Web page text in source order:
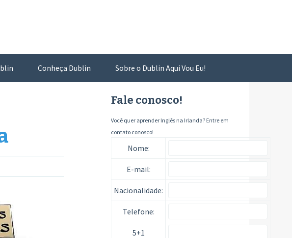
Conheça Dublin Sobre o Dublin Aqui Vou Eu!
Fale conosco!
Você quer aprender Inglês na Irlanda? Entre em
contato conosco!
Nome:
E-mail:
Nacionalidade:
Telefone:
5+1